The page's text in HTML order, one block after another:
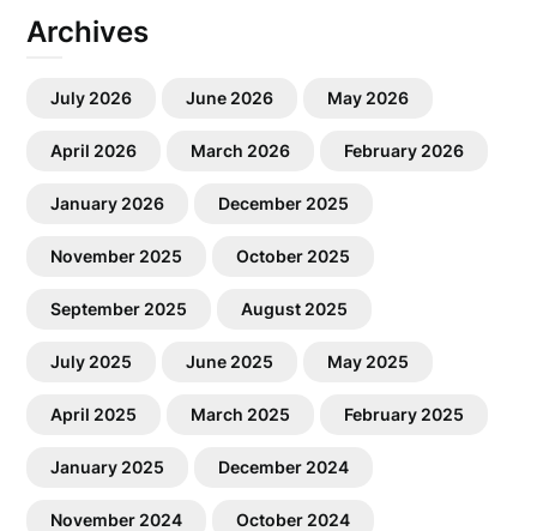
Archives
July 2026 June 2026 May 2026
April 2026 March 2026 February 2026
January 2026 December 2025
November 2025 October 2025
September 2025 August 2025
July 2025 June 2025 May 2025
April 2025 March 2025 February 2025
January 2025 December 2024
November 2024 October 2024